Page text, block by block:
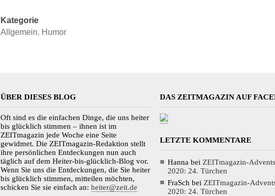
Kategorie
Allgemein, Humor
ÜBER DIESES BLOG
Oft sind es die einfachen Dinge, die uns heiter
bis glücklich stimmen – ihnen ist im
ZEITmagazin jede Woche eine Seite
gewidmet. Die ZEITmagazin-Redaktion stellt
ihre persönlichen Entdeckungen nun auch
täglich auf dem Heiter-bis-glücklich-Blog vor.
Wenn Sie uns die Entdeckungen, die Sie heiter
bis glücklich stimmen, mitteilen möchten,
schicken Sie sie einfach an: heiter@zeit.de
DAS ZEITMAGAZIN AUF
LETZTE KOMMENTARE
Hanna bei ZEITmagazin-
2020: 24. Türchen
FraSch bei ZEITmagazin-
2020: 24. Türchen